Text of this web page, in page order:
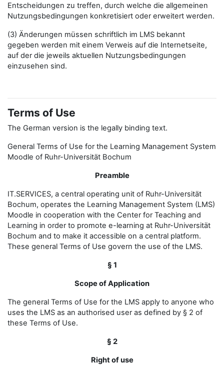
Entscheidungen zu treffen, durch welche die allgemeinen
Nutzungsbedingungen konkretisiert oder erweitert werden.
(3) Änderungen müssen schriftlich im LMS bekannt
gegeben werden mit einem Verweis auf die Internetseite,
auf der die jeweils aktuellen Nutzungsbedingungen
einzusehen sind.
Terms of Use
The German version is the legally binding text.
General Terms of Use for the Learning Management System
Moodle of Ruhr-Universität Bochum
Preamble
IT.SERVICES, a central operating unit of Ruhr-Universität
Bochum, operates the Learning Management System (LMS)
Moodle in cooperation with the Center for Teaching and
Learning in order to promote e-learning at Ruhr-Universität
Bochum and to make it accessible on a central platform.
These general Terms of Use govern the use of the LMS.
§ 1
Scope of Application
The general Terms of Use for the LMS apply to anyone who
uses the LMS as an authorised user as defined by § 2 of
these Terms of Use.
§ 2
Right of use